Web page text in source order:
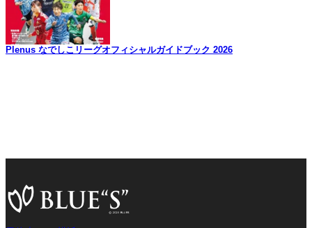
Plenus なでしこリーグオフィシャルガイドブック 2026